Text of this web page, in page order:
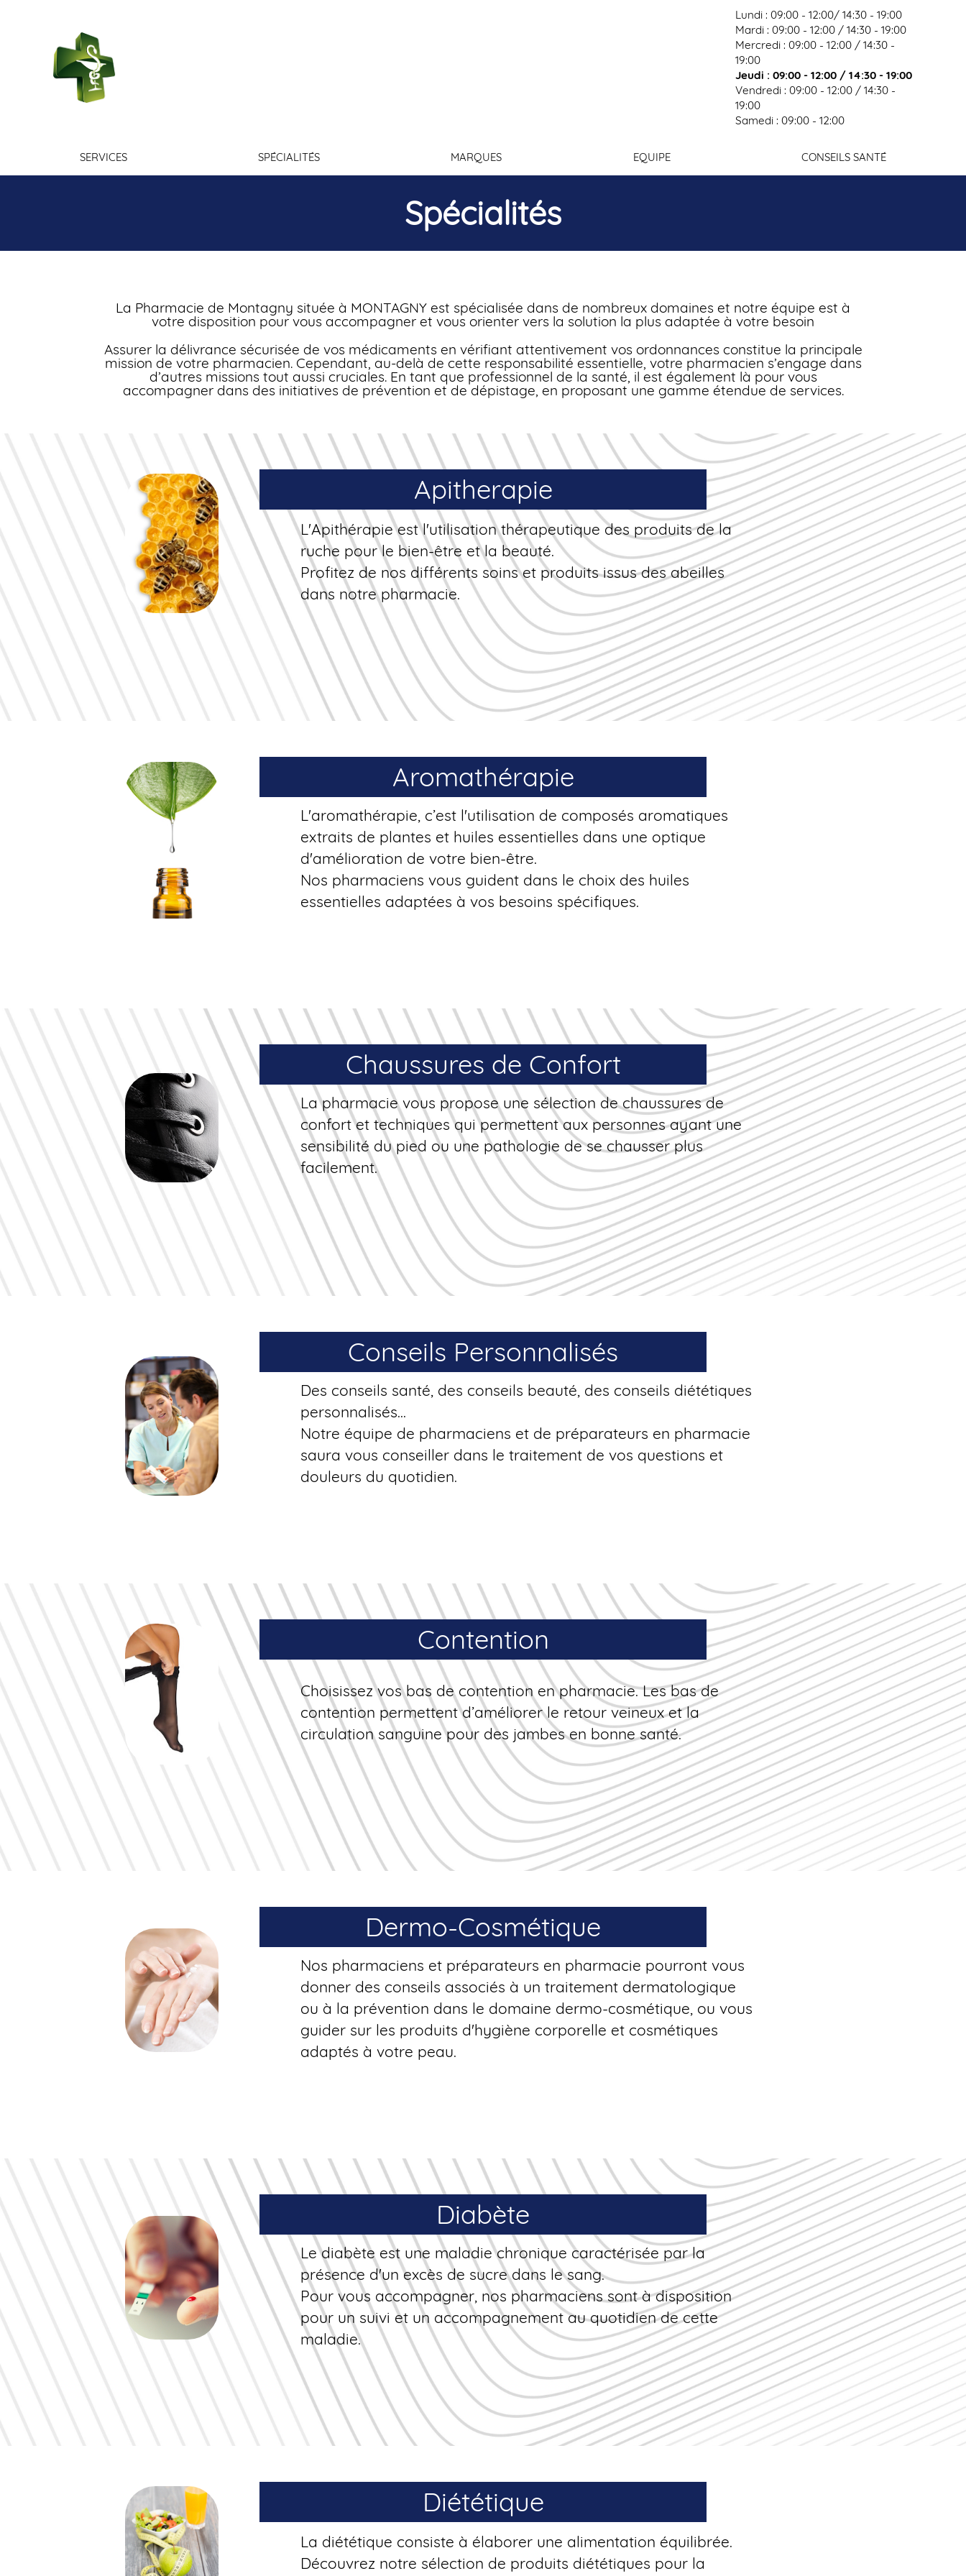
Lundi : 09:00 - 12:00/ 14:30 - 19:00
Mardi : 09:00 - 12:00 / 14:30 - 19:00
Mercredi : 09:00 - 12:00 / 14:30 -
19:00
Jeudi : 09:00 - 12:00 / 14:30 - 19:00
Vendredi : 09:00 - 12:00 / 14:30 -
19:00
Samedi : 09:00 - 12:00
SERVICES SPÉCIALITÉS MARQUES EQUIPE CONSEILS SANTÉ
Spécialités
La Pharmacie de Montagny située à MONTAGNY est spécialisée dans de nombreux domaines et notre équipe est à
votre disposition pour vous accompagner et vous orienter vers la solution la plus adaptée à votre besoin
Assurer la délivrance sécurisée de vos médicaments en vérifiant attentivement vos ordonnances constitue la principale
mission de votre pharmacien. Cependant, au-delà de cette responsabilité essentielle, votre pharmacien s’engage dans
d’autres missions tout aussi cruciales. En tant que professionnel de la santé, il est également là pour vous
accompagner dans des initiatives de prévention et de dépistage, en proposant une gamme étendue de services.
Apitherapie
L'Apithérapie est l'utilisation thérapeutique des produits de la
ruche pour le bien-être et la beauté.
Profitez de nos différents soins et produits issus des abeilles
dans notre pharmacie.
Aromathérapie
L'aromathérapie, c’est l'utilisation de composés aromatiques
extraits de plantes et huiles essentielles dans une optique
d'amélioration de votre bien-être.
Nos pharmaciens vous guident dans le choix des huiles
essentielles adaptées à vos besoins spécifiques.
Chaussures de Confort
La pharmacie vous propose une sélection de chaussures de
confort et techniques qui permettent aux personnes ayant une
sensibilité du pied ou une pathologie de se chausser plus
facilement.
Conseils Personnalisés
Des conseils santé, des conseils beauté, des conseils diététiques
personnalisés...
Notre équipe de pharmaciens et de préparateurs en pharmacie
saura vous conseiller dans le traitement de vos questions et
douleurs du quotidien.
Contention
Choisissez vos bas de contention en pharmacie. Les bas de
contention permettent d’améliorer le retour veineux et la
circulation sanguine pour des jambes en bonne santé.
Dermo-Cosmétique
Nos pharmaciens et préparateurs en pharmacie pourront vous
donner des conseils associés à un traitement dermatologique
ou à la prévention dans le domaine dermo-cosmétique, ou vous
guider sur les produits d'hygiène corporelle et cosmétiques
adaptés à votre peau.
Diabète
Le diabète est une maladie chronique caractérisée par la
présence d'un excès de sucre dans le sang.
Pour vous accompagner, nos pharmaciens sont à disposition
pour un suivi et un accompagnement au quotidien de cette
maladie.
Diététique
La diététique consiste à élaborer une alimentation équilibrée.
Découvrez notre sélection de produits diététiques pour la